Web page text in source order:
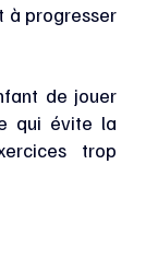
à progresser
de jouer
qui évite la
trop